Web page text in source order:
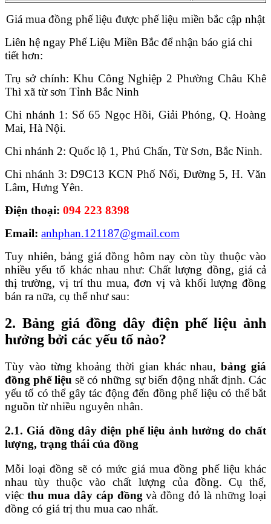
Giá mua đồng phế liệu được phế liệu miền bắc cập nhật
Liên hệ ngay Phế Liệu Miền Bắc để nhận báo giá chi
tiết hơn:
Trụ sở chính: Khu Công Nghiệp 2 Phường Châu Khê
Thì xã từ sơn Tỉnh Bắc Ninh
Chi nhánh 1: Số 65 Ngọc Hồi, Giải Phóng, Q. Hoàng
Mai, Hà Nội.
Chi nhánh 2: Quốc lộ 1, Phú Chấn, Từ Sơn, Bắc Ninh.
Chi nhánh 3: D9C13 KCN Phố Nối, Đường 5, H. Văn
Lâm, Hưng Yên.
Điện thoại: 094 223 8398
Email: anhphan.121187@gmail.com
Tuy nhiên, bảng giá đồng hôm nay còn tùy thuộc vào
nhiều yếu tố khác nhau như: Chất lượng đồng, giá cả
thị trường, vị trí thu mua, đơn vị và khối lượng đồng
bán ra nữa, cụ thể như sau:
2. Bảng giá đồng dây điện phế liệu ảnh
hưởng bởi các yếu tố nào?
Tùy vào từng khoảng thời gian khác nhau,bảng giá
đồng phế liệu sẽ có những sự biến động nhất định. Các
yếu tố có thể gây tác động đến đồng phế liệu có thể bắt
nguồn từ nhiều nguyên nhân.
2.1. Giá đồng dây điện phế liệu ảnh hưởng do chất
lượng, trạng thái của đồng
Mỗi loại đồng sẽ có mức giá mua đồng phế liệu khác
nhau tùy thuộc vào chất lượng của đồng. Cụ thể,
việc thu mua dây cáp đồng và đồng đỏ là những loại
đồng có giá trị thu mua cao nhất.